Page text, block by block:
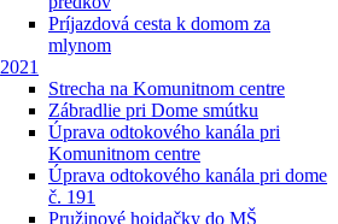
Príjazdová cesta k domom za
mlynom
2021
Strecha na Komunitnom centre
Zábradlie pri Dome smútku
Úprava odtokového kanála pri
Komunitnom centre
Úprava odtokového kanála pri dome
č. 191
Pružinové hojdačky do MŠ